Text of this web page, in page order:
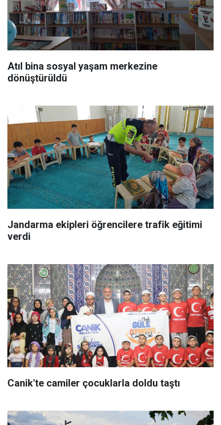
Atıl bina sosyal yaşam merkezine
dönüştürüldü
Jandarma ekipleri öğrencilere trafik eğitimi
verdi
Canik'te camiler çocuklarla doldu taştı